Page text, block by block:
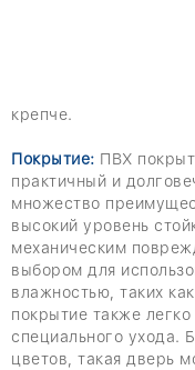
крепче.
Покрытие: ПВХ
практичный и
множество
высокий уровень
механическим
выбором для
влажностью, таких
покрытие также
специального ухода.
цветов, такая дверь